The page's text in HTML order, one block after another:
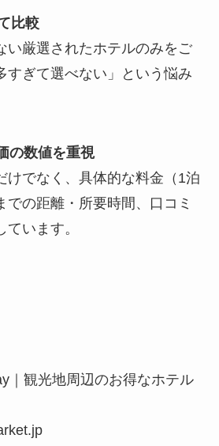
比較
い厳選されたホテルのみをご
すぎて選べない」という悩み
の数値を重視
けでなく、具体的な料金（1泊
での距離・所要時間、口コミ
います。
｜観光地周辺のお得なホテル